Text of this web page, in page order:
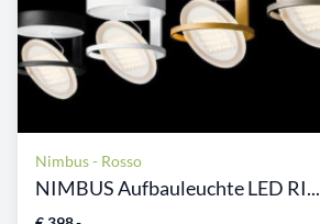
Nimbus - Rosso
NIMBUS Aufbauleuchte LED RI...